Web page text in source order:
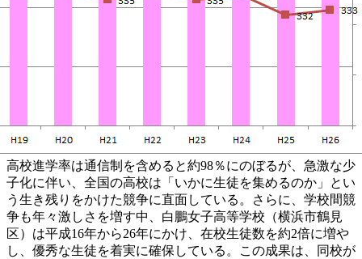
高校進学率は通信制を含めると約98％にのぼるが、急激な少
子化に伴い、全国の高校は「いかに生徒を集めるのか」とい
う生き残りをかけた競争に直面している。さらに、学校間競
争も年々激しさを増す中、白鵬女子高等学校（横浜市鶴見
区）は平成16年から26年にかけ、在校生徒数を約2倍に増や
し、優秀な生徒を着実に確保している。この成果は、同校が